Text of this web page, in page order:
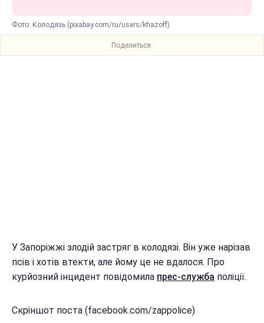
Фото: Колодязь (pixabay.com/ru/users/khazoff)
Поделиться:
У Запоріжжі злодій застряг в колодязі. Він уже нарізав
псів і хотів втекти, але йому це не вдалося. Про
курйозний інцидент повідомила прес-служба поліції.
Скріншот поста (facebook.com/zappolice)